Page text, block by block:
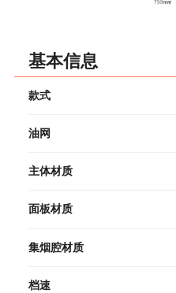
基本信息
款式
油网
主体材质
面板材质
集烟腔材质
档速